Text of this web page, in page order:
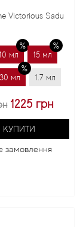
Victorious Sadu
мл 15 мл
30 мл 1.7 мл
1225 грн
КУПИТИ
замовлення